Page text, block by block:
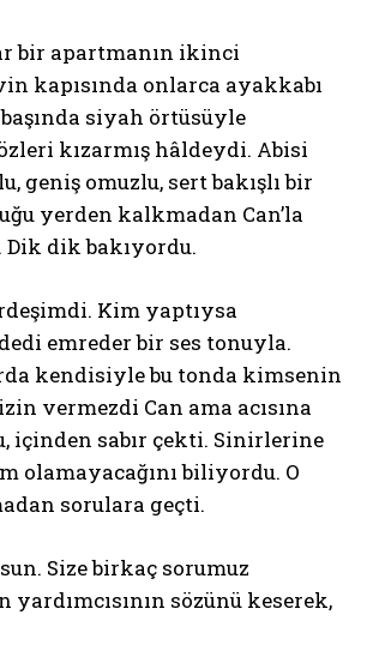
bir apartmanın ikinci
kapısında onlarca ayakkabı
siyah örtüsüyle
kızarmış hâldeydi. Abisi
geniş omuzlu, sert bakışlı bir
yerden kalkmadan Can’la
Dik dik bakıyordu.
Kim yaptıysa
dedi emreder bir ses tonuyla.
kendisiyle bu tonda kimsenin
vermezdi Can ama acısına
içinden sabır çekti. Sinirlerine
olamayacağını biliyordu. O
sorulara geçti.
Size birkaç sorumuz
yardımcısının sözünü keserek,